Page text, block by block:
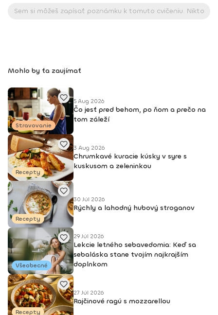
IYN certificate – Mindfulness Yoga Instructor (mesačný
academy), Trnava, 2004 • Kurz tanečnej a pohybovej terapie
Mohlo by ťa zaujímať
Stravovanie
5 Aug 2026
Čo jesť pred behom, po ňom a prečo na
tom záleží
Recepty
3 Aug 2026
Chrumkavé kuracie kúsky v syre s
kuskusom a zeleninkou
Recepty
30 Júl 2026
Rýchly a lahodný hubový stroganov
Všeobecné
29 Júl 2026
Lekcie letného sebavedomia: Keď sa
sebaláska stane tvojím najkrajším
doplnkom
Recepty
27 Júl 2026
Rajčinové ragú s mozzarellou